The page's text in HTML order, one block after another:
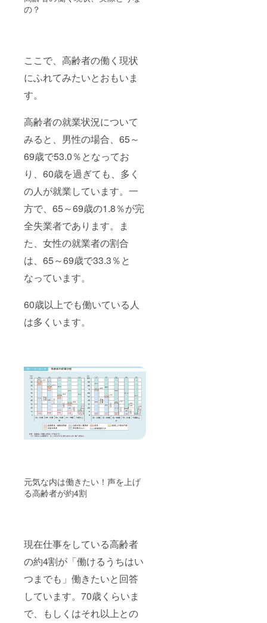
の？
ここで、高齢者の働く現状
にふれてみたいとおもいま
す。
高齢者の就業状況について
みると、男性の場合、65～
69歳で53.0％となってお
り、60歳を過ぎても、多く
の人が就業しています。一
方で、65～69歳の1.8％が完
全失業者であります。ま
た、女性の就業者の割合
は、65～69歳で33.3％と
なっています。
60歳以上でも働いている人
は多くいます。
元気な内は働きたい！声を上げ
る高齢者が約4割
現在仕事をしている高齢者
の約4割が「働けるうちはい
つまでも」働きたいと回答
しています。70歳くらいま
で、もしくはそれ以上との